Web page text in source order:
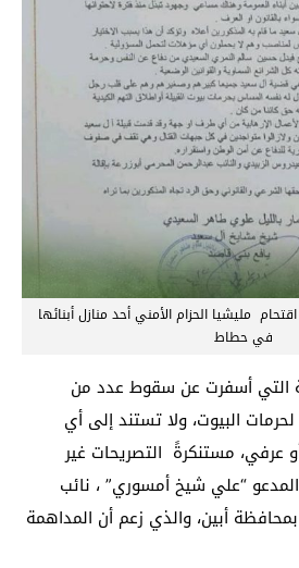
مليشيا الحزام الأمني أحد منازل أبنائها
في حطاط
التي أسفرت عن سقوط عدد من
البيوت، ولا تستند إلى أي
عرفي، مستنكرةً التصريحات غير
“علي شيخ أمسوري” ، نائب
أبين، والذي زعم أن المداهمة